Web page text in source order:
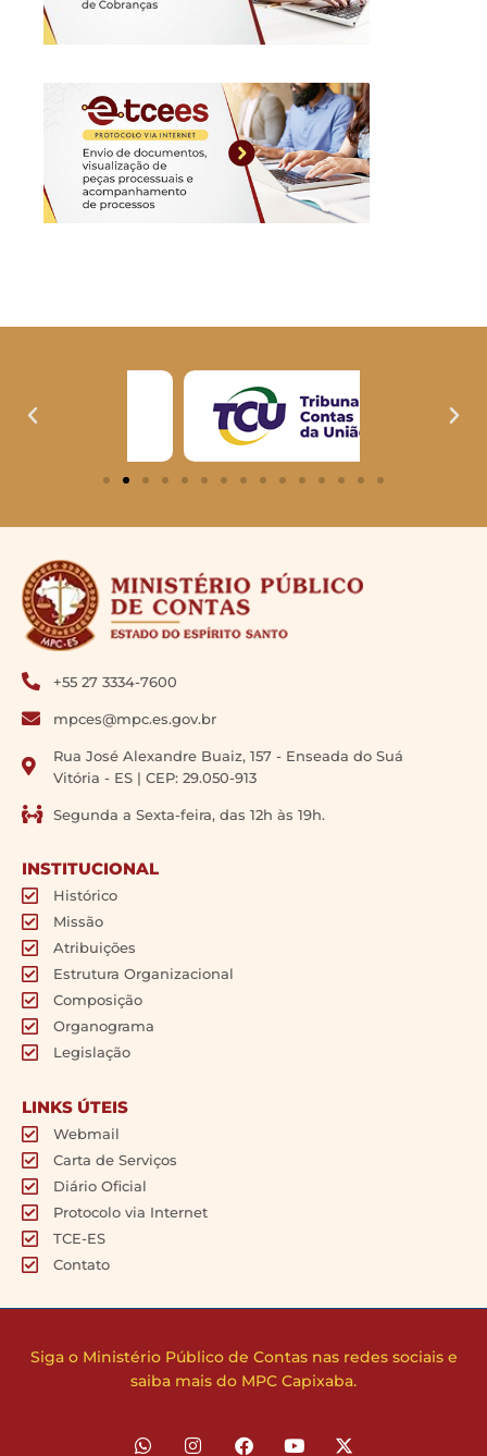
+55 27 3334-7600
mpces@mpc.es.gov.br
Rua José Alexandre Buaiz, 157 - Enseada do Suá
Vitória - ES | CEP: 29.050-913
Segunda a Sexta-feira, das 12h às 19h.
INSTITUCIONAL
Histórico
Missão
Atribuições
Estrutura Organizacional
Composição
Organograma
Legislação
LINKS ÚTEIS
Webmail
Carta de Serviços
Diário Oficial
Protocolo via Internet
TCE-ES
Contato
Siga o Ministério Público de Contas nas redes sociais e
saiba mais do MPC Capixaba.